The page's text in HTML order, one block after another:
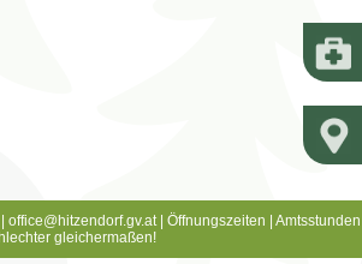
office@hitzendorf.gv.at| Öffnungszeiten
Amtsstunden
gleichermaßen!